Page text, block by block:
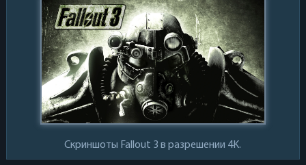
Скриншоты Fallout 3 в разрешении 4K.